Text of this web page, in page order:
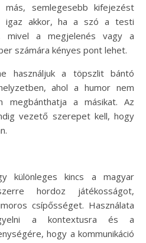
semlegesebb kifejezést
igaz akkor, ha a szó a testi
mivel a megjelenés vagy a
számára kényes pont lehet.
használjuk a töpszlit bántó
ahol a humor nem
megbánthatja a másikat. Az
vezető szerepet kell, hogy
különleges kincs a magyar
hordoz játékosságot,
csípősséget. Használata
a kontextusra és a
hogy a kommunikáció